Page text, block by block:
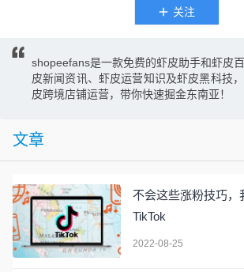
关注
shopeefans是一款免费的虾皮助手和虾皮
皮新闻资讯、虾皮运营知识及虾皮黑科技
皮跨境店铺运营，带你快速掘金东南亚！
文章
不会这些涨粉技巧，
TikTok
2022-08-25